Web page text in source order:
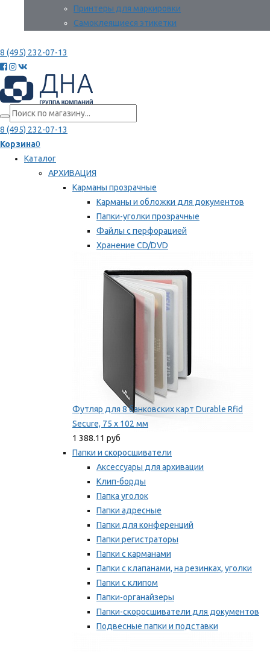
Принтеры для маркировки
Самоклеящиеся этикетки
8 (495) 232-07-13
8 (495) 232-07-13
Корзина0
Каталог
АРХИВАЦИЯ
Карманы прозрачные
Карманы и обложки для документов
Папки-уголки прозрачные
Файлы с перфорацией
Хранение CD/DVD
Мы рекомендуем
Футляр для 8 банковских карт Durable Rfid
Secure, 75 х 102 мм
1 388.11 руб
Папки и скоросшиватели
Аксессуары для архивации
Клип-борды
Папка уголок
Папки адресные
Папки для конференций
Папки регистраторы
Папки с карманами
Папки с клапанами, на резинках, уголки
Папки с клипом
Папки-органайзеры
Папки-скоросшиватели для документов
Подвесные папки и подставки